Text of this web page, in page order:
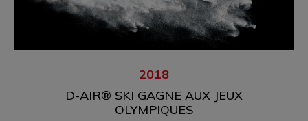
2018
D-AIR® SKI GAGNE AUX JEUX
OLYMPIQUES